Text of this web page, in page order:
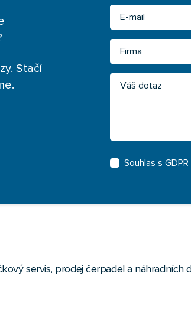
Stačí
Email
Firma
Váš dotaz
Souhlas s GDPR
servis, prodej čerpadel a náhradních